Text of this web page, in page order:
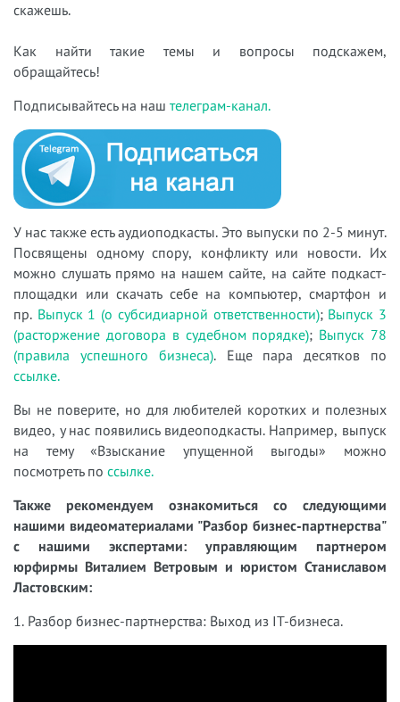
скажешь.
Как найти такие темы и вопросы подскажем,
обращайтесь!
Подписывайтесь на наш телеграм-канал.
У нас также есть аудиоподкасты. Это выпуски по 2-5 минут.
Посвящены одному спору, конфликту или новости. Их
можно слушать прямо на нашем сайте, на сайте подкаст-
площадки или скачать себе на компьютер, смартфон и
пр. Выпуск 1 (о субсидиарной ответственности); Выпуск 3
(расторжение договора в судебном порядке); Выпуск 78
(правила успешного бизнеса). Еще пара десятков по
ссылке.
Вы не поверите, но для любителей коротких и полезных
видео, у нас появились видеоподкасты. Например, выпуск
на тему «Взыскание упущенной выгоды» можно
посмотреть по ссылке.
Также рекомендуем ознакомиться со следующими
нашими видеоматериалами "Разбор бизнес-партнерства"
с нашими экспертами: управляющим партнером
юрфирмы Виталием Ветровым и юристом Станиславом
Ластовским:
1. Разбор бизнес-партнерства: Выход из IT-бизнеса.